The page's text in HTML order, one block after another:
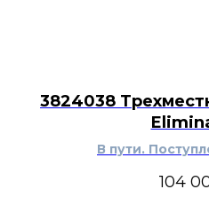
3824038
В пути.
104